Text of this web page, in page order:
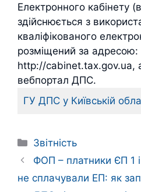
Електронного кабінету
здійснюється з
кваліфікованого
розміщений за адресою:
http://cabinet.tax.gov.ua,
вебпортал ДПС.
ГУ ДПС у Київській
Категорії
Звітність
ФОП – платники ЄП 1
не сплачували ЕП: як